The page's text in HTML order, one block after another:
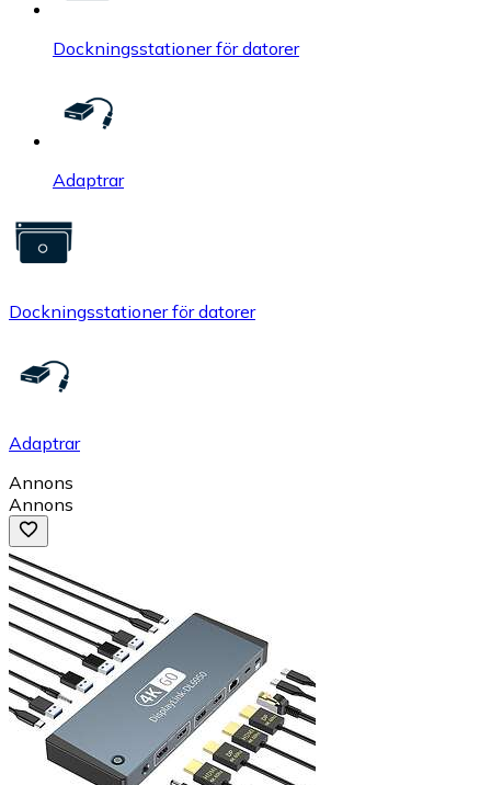
Dockningsstationer för datorer
Adaptrar
Dockningsstationer för datorer
Adaptrar
Annons
Annons